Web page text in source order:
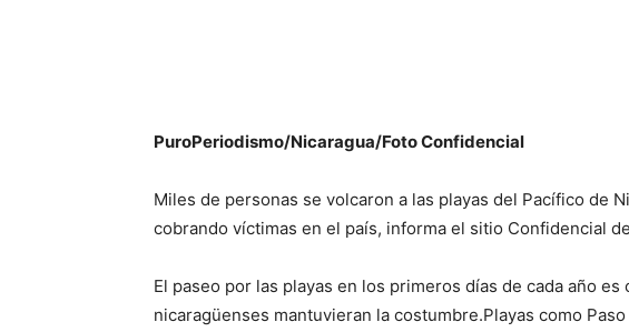
PuroPeriodismo/Nicaragua/Foto Confidencial
Miles de personas se volcaron a las playas del Pacífico de
cobrando víctimas en el país, informa el sitio Confidencial
El paseo por las playas en los primeros días de cada año
nicaragüenses mantuvieran la costumbre.Playas como